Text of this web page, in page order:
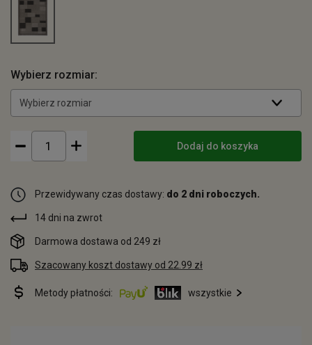
Wybierz rozmiar:
Wybierz rozmiar
Dodaj do koszyka
Przewidywany czas dostawy: do 2 dni roboczych.
14 dni na zwrot
Darmowa dostawa od 249 zł
Szacowany koszt dostawy od 22.99 zł
Metody płatności: wszystkie